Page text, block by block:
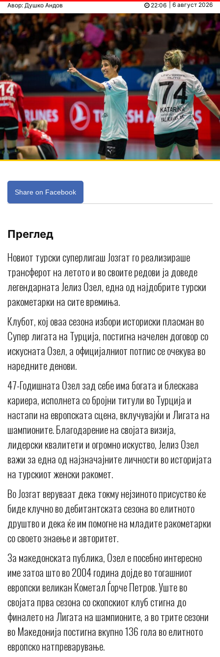
Авор: Душко Андов | 6 август 2026
22:06
Share on Facebook
Преглед
Новиот турски суперлигаш Јозгат го реализираше
трансферот на летото и во своите редови ја доведе
легендарната Јелиз Озел, една од најдобрите турски
ракометарки на сите времиња.
Клубот, кој оваа сезона избори историски пласман во
Супер лигата на Турција, постигна начелен договор со
искусната Озел, а официјалниот потпис се очекува во
наредните денови.
47-Годишната Озел зад себе има богата и блескава
кариера, исполнета со бројни титули во Турција и
настапи на европската сцена, вклучувајќи и Лигата на
шампионите. Благодарение на својата визија,
лидерски квалитети и огромно искуство, Јелиз Озел
важи за една од најзначајните личности во историјата
на турскиот женски ракомет.
Во Јозгат веруваат дека токму нејзиното присуство ќе
биде клучно во дебитантската сезона во елитното
друштво и дека ќе им помогне на младите ракометарки
со своето знаење и авторитет.
За македонската публика, Озел е посебно интересно
име затоа што во 2004 година дојде во тогашниот
европски великан Кометал Ѓорче Петров. Уште во
својата прва сезона со скопскиот клуб стигна до
финалето на Лигата на шампионите, а во трите сезони
во Македонија постигна вкупно 136 гола во елитното
европско натпреварување.